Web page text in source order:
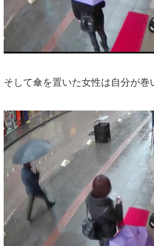
そして傘を置いた女性は自分が巻